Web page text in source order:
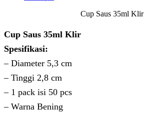
Cup Saus 35ml Klir
Cup Saus 35ml Klir
Spesifikasi:
– Diameter 5,3 cm
– Tinggi 2,8 cm
– 1 pack isi 50 pcs
– Warna Bening